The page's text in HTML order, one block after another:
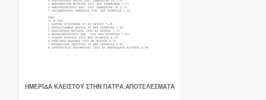
ΗΜΕΡΊΔΑ ΚΛΕΙΣΤΟΎ ΣΤΗΝ ΠΆΤΡΑ.ΑΠΟΤΕΛΈΣΜΑΤΑ